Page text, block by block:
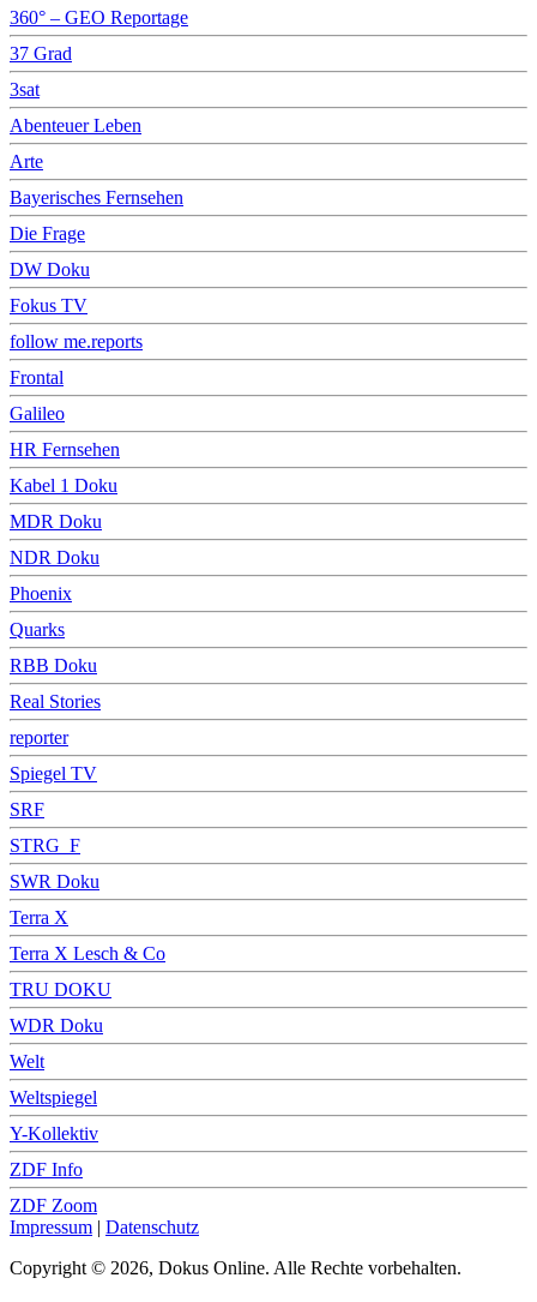
360° – GEO Reportage
37 Grad
3sat
Abenteuer Leben
Arte
Bayerisches Fernsehen
Die Frage
DW Doku
Fokus TV
follow me.reports
Frontal
Galileo
HR Fernsehen
Kabel 1 Doku
MDR Doku
NDR Doku
Phoenix
Quarks
RBB Doku
Real Stories
reporter
Spiegel TV
SRF
STRG_F
SWR Doku
Terra X
Terra X Lesch & Co
TRU DOKU
WDR Doku
Welt
Weltspiegel
Y-Kollektiv
ZDF Info
ZDF Zoom
Impressum | Datenschutz
Copyright © 2026, Dokus Online. Alle Rechte vorbehalten.